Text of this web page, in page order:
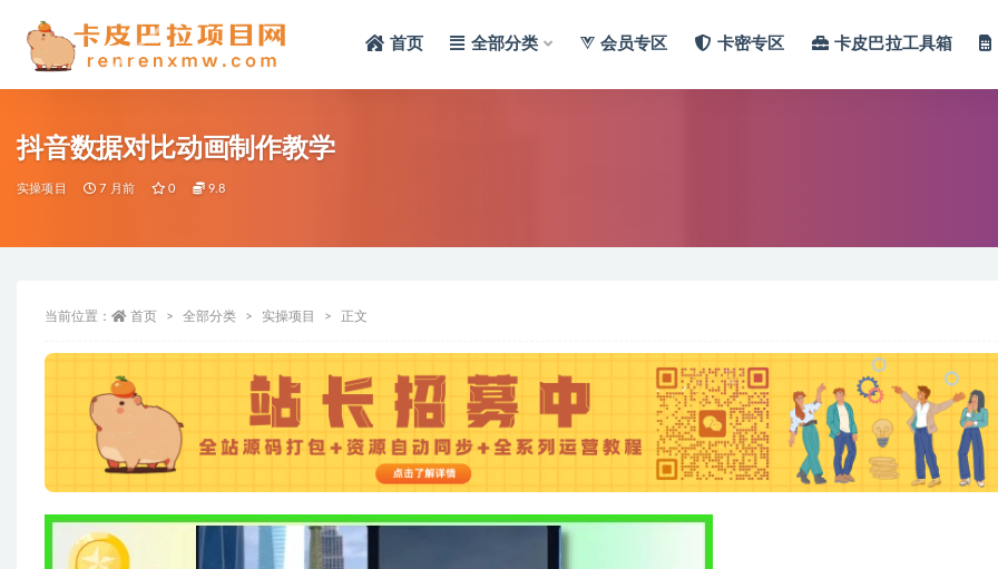
首页 全部分类 会员专区 卡密专区 卡皮巴拉工具箱
抖音数据对比动画制作教学
实操项目 7 月前 0 9.8
当前位置： 首页 全部分类 实操项目 正文